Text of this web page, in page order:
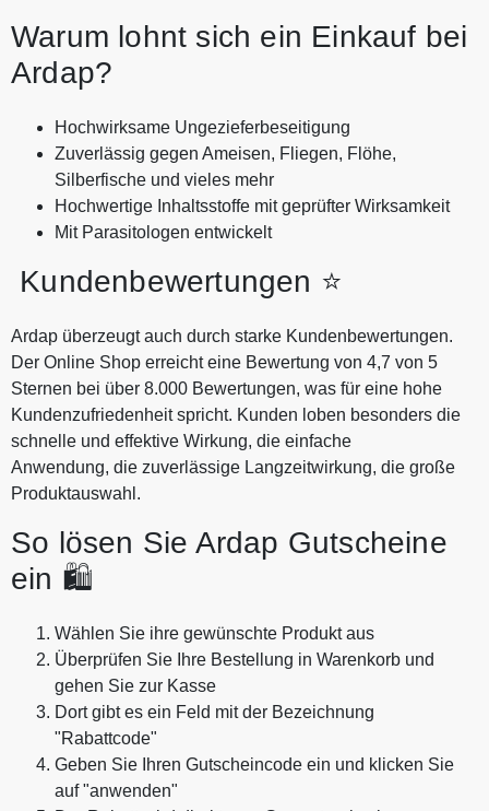
Warum lohnt sich ein Einkauf bei
Ardap?
Hochwirksame Ungezieferbeseitigung
Zuverlässig gegen Ameisen, Fliegen, Flöhe,
Silberfische und vieles mehr
Hochwertige Inhaltsstoffe mit geprüfter Wirksamkeit
Mit Parasitologen entwickelt
Kundenbewertungen ⭐
Ardap überzeugt auch durch starke Kundenbewertungen.
Der Online Shop erreicht eine Bewertung von 4,7 von 5
Sternen bei über 8.000 Bewertungen, was für eine hohe
Kundenzufriedenheit spricht. Kunden loben besonders die
schnelle und effektive Wirkung, die einfache
Anwendung, die zuverlässige Langzeitwirkung, die große
Produktauswahl.
So lösen Sie Ardap Gutscheine
ein 🛍️
Wählen Sie ihre gewünschte Produkt aus
Überprüfen Sie Ihre Bestellung in Warenkorb und
gehen Sie zur Kasse
Dort gibt es ein Feld mit der Bezeichnung
"Rabattcode"
Geben Sie Ihren Gutscheincode ein und klicken Sie
auf "anwenden"